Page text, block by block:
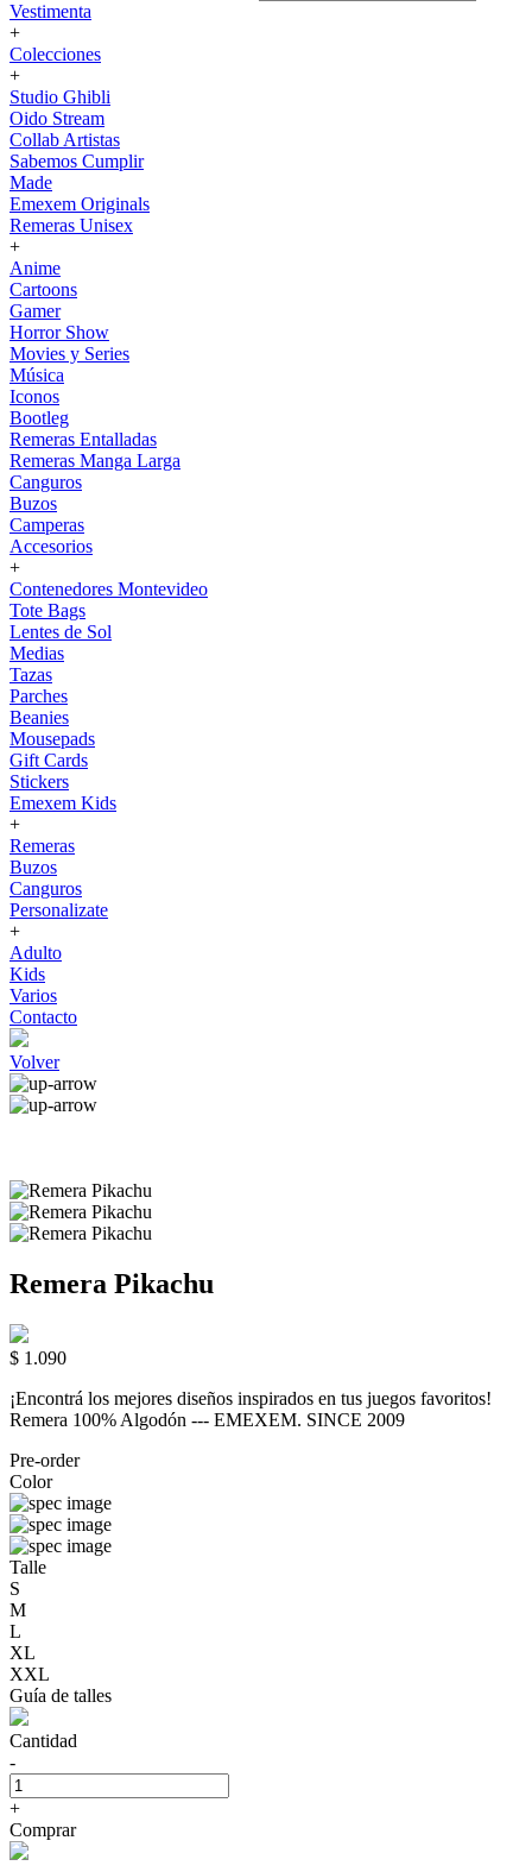
Vestimenta
+
Colecciones
+
Studio Ghibli
Oido Stream
Collab Artistas
Sabemos Cumplir
Made
Emexem Originals
Remeras Unisex
+
Anime
Cartoons
Gamer
Horror Show
Movies y Series
Música
Iconos
Bootleg
Remeras Entalladas
Remeras Manga Larga
Canguros
Buzos
Camperas
Accesorios
+
Contenedores Montevideo
Tote Bags
Lentes de Sol
Medias
Tazas
Parches
Beanies
Mousepads
Gift Cards
Stickers
Emexem Kids
+
Remeras
Buzos
Canguros
Personalizate
+
Adulto
Kids
Varios
Contacto
Volver
Remera Pikachu
$ 1.090
¡Encontrá los mejores diseños inspirados en tus juegos favoritos!
Remera 100% Algodón --- EMEXEM. SINCE 2009
Pre-order
Color
Talle
S
M
L
XL
XXL
Guía de talles
Cantidad
-
+
Comprar